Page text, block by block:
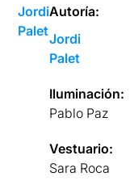
Jordi
Palet
Autoría:
Jordi
Palet
Iluminación:
Pablo Paz
Vestuario:
Sara Roca